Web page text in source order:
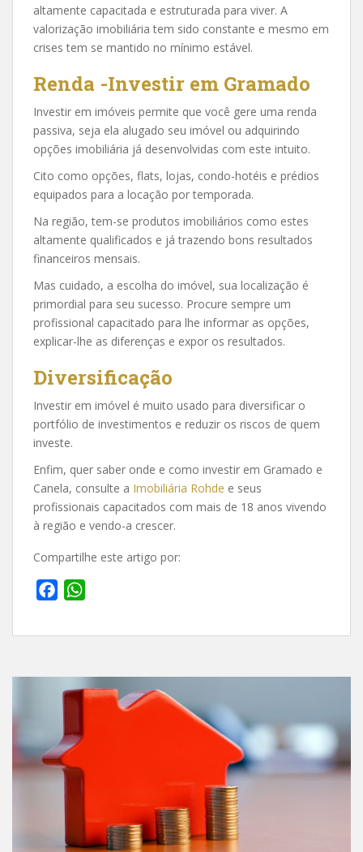
altamente capacitada e estruturada para viver. A
valorização imobiliária tem sido constante e mesmo em
crises tem se mantido no mínimo estável.
Renda -Investir em Gramado
Investir em imóveis permite que você gere uma renda
passiva, seja ela alugado seu imóvel ou adquirindo
opções imobiliária já desenvolvidas com este intuito.
Cito como opções, flats, lojas, condo-hotéis e prédios
equipados para a locação por temporada.
Na região, tem-se produtos imobiliários como estes
altamente qualificados e já trazendo bons resultados
financeiros mensais.
Mas cuidado, a escolha do imóvel, sua localização é
primordial para seu sucesso. Procure sempre um
profissional capacitado para lhe informar as opções,
explicar-lhe as diferenças e expor os resultados.
Diversificação
Investir em imóvel é muito usado para diversificar o
portfólio de investimentos e reduzir os riscos de quem
investe.
Enfim, quer saber onde e como investir em Gramado e
Canela, consulte a Imobiliária Rohde e seus
profissionais capacitados com mais de 18 anos vivendo
à região e vendo-a crescer.
Compartilhe este artigo por:
c
b
o
k
a
s
A